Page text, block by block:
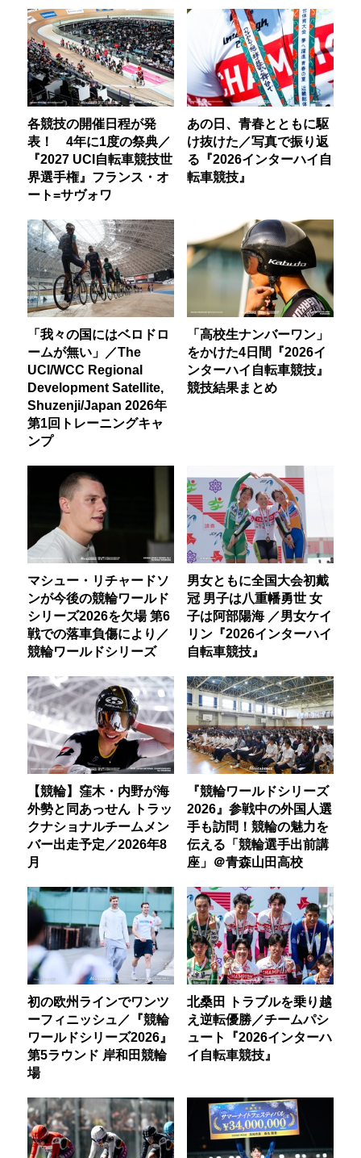
各競技の開催日程が発
表！ 4年に1度の祭典／
『2027 UCI自転車競技世
界選手権』フランス・オ
ート=サヴォワ
あの日、青春とともに駆
け抜けた／写真で振り返
る『2026インターハイ自
転車競技』
「我々の国にはベロドロ
ームが無い」／The
UCI/WCC Regional
Development Satellite,
Shuzenji/Japan 2026年
第1回トレーニングキャ
ンプ
「高校生ナンバーワン」
をかけた4日間『2026イ
ンターハイ自転車競技』
競技結果まとめ
マシュー・リチャードソ
ンが今後の競輪ワールド
シリーズ2026を欠場 第6
戦での落車負傷により／
競輪ワールドシリーズ
男女ともに全国大会初戴
冠 男子は八重幡勇世 女
子は阿部陽海 ／男女ケイ
リン『2026インターハイ
自転車競技』
【競輪】窪木・内野が海
外勢と同あっせん トラッ
クナショナルチームメン
バー出走予定／2026年8
月
『競輪ワールドシリーズ
2026』参戦中の外国人選
手も訪問！競輪の魅力を
伝える「競輪選手出前講
座」＠青森山田高校
初の欧州ラインでワンツ
ーフィニッシュ／『競輪
ワールドシリーズ2026』
第5ラウンド 岸和田競輪
場
北桑田 トラブルを乗り越
え逆転優勝／チームパシ
ュート『2026インターハ
イ自転車競技』